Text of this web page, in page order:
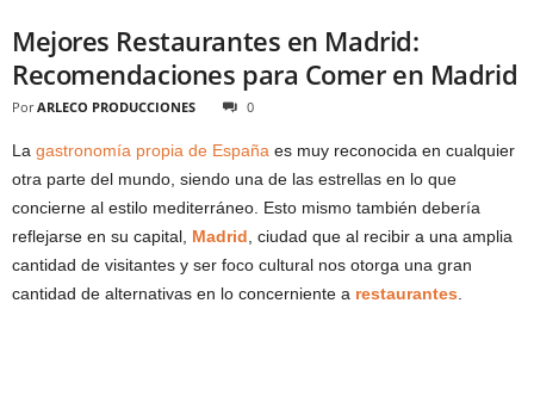
Mejores Restaurantes en Madrid:
Recomendaciones para Comer en Madrid
Por ARLECO PRODUCCIONES 0
La gastronomía propia de España es muy reconocida en cualquier
otra parte del mundo, siendo una de las estrellas en lo que
concierne al estilo mediterráneo. Esto mismo también debería
reflejarse en su capital, Madrid, ciudad que al recibir a una amplia
cantidad de visitantes y ser foco cultural nos otorga una gran
cantidad de alternativas en lo concerniente a restaurantes.